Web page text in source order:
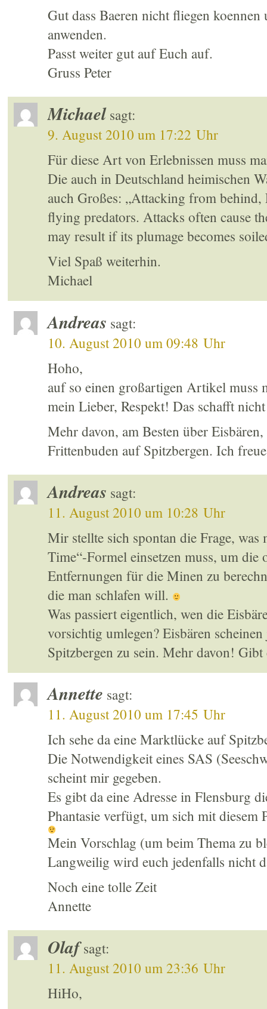
Gut dass Baeren nicht fliegen
anwenden.
Passt weiter gut auf Euch auf.
Gruss Peter
Michael sagt:
9. August 2010 um 17:22 Uhr
Für diese Art von Erlebnissen muss
Die auch in Deutschland heimischen
auch Großes: „Attacking from behind,
flying predators. Attacks often cause
may result if its plumage becomes
Viel Spaß weiterhin.
Michael
Andreas sagt:
10. August 2010 um 09:48 Uhr
Hoho,
auf so einen großartigen Artikel muss
mein Lieber, Respekt! Das schafft
Mehr davon, am Besten über
Frittenbuden auf Spitzbergen. Ich
Andreas sagt:
11. August 2010 um 10:28 Uhr
Mir stellte sich spontan die Frage,
Time“-Formel einsetzen muss, um
Entfernungen für die Minen zu
die man schlafen will.
Was passiert eigentlich, wen die
vorsichtig umlegen? Eisbären
Spitzbergen zu sein. Mehr davon! Gibt
Annette sagt:
11. August 2010 um 17:45 Uhr
Ich sehe da eine Marktlücke auf
Die Notwendigkeit eines SAS
scheint mir gegeben.
Es gibt da eine Adresse in Flensburg
Phantasie verfügt, um sich mit diesem
Mein Vorschlag (um beim Thema zu
Langweilig wird euch jedenfalls nicht
Noch eine tolle Zeit
Annette
Olaf sagt:
11. August 2010 um 23:36 Uhr
HiHo,